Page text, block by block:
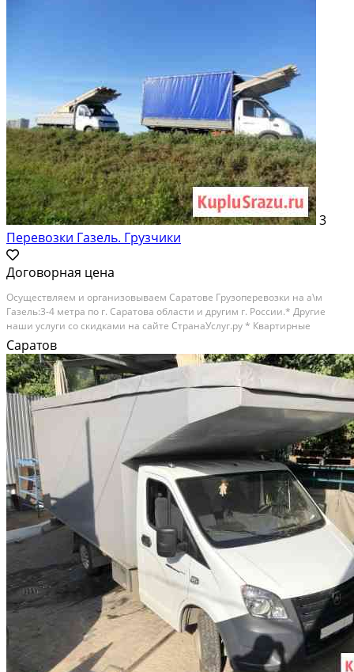
3
Перевозки Газель. Грузчики
Договорная цена
Осуществляем и организовываем Саратове Грузоперевозки на а\м
Газель:3-4 метра по г. Саратова области и другим г. России.* Другие
наши услуги со скидками на сайте СтранаУслуг.ру * Квартирные
переезды.Переезд на дачу.Офисные переезды.Перевезём пианино,
рояль качественно и аккуратно.Перевозка...
Саратов